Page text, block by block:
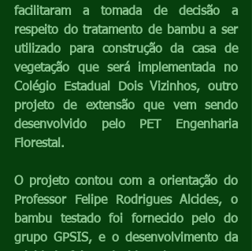
facilitaram a tomada de decisão a
respeito do tratamento de bambu a ser
utilizado para construção da casa de
vegetação que será implementada no
Colégio Estadual Dois Vizinhos, outro
projeto de extensão que vem sendo
desenvolvido pelo PET Engenharia
Florestal.
O projeto contou com a orientação do
Professor Felipe Rodrigues Alcides, o
bambu testado foi fornecido pelo do
grupo GPSIS, e o desenvolvimento da